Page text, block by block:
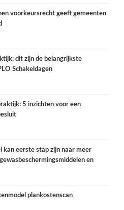
voorkeursrecht geeft gemeenten
dit zijn de belangrijkste
Schakeldagen
5 inzichten voor een
kan eerste stap zijn naar meer
en
plankostenscan